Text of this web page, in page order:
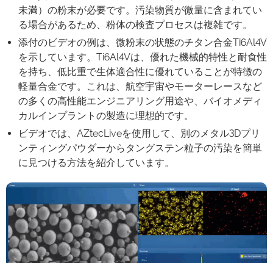
未満）の粉末が必要です。汚染物質が微量に含まれてい
る場合があるため、粉体の検査プロセスは複雑です。
添付のビデオの例は、微粉末の状態のチタン合金Ti6Al4V
を示しています。Ti6Al4Vは、優れた機械的特性と耐食性
を持ち、低比重で生体適合性に優れていることが特徴の
軽量合金です。これは、航空宇宙やモーターレースなど
の多くの高性能エンジニアリング用途や、バイオメディ
カルインプラントの製造に理想的です。
ビデオでは、AZtecLiveを使用して、別のメタル3Dプリ
ンティングパウダーからタングステン粒子の汚染を簡単
に見つける方法を紹介しています。